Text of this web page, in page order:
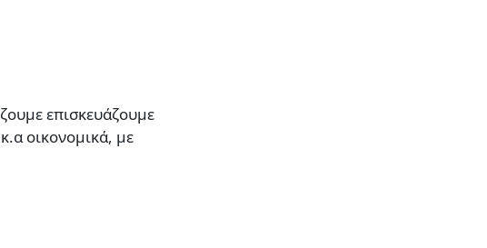
επισκευάζουμε
οικονομικά, με